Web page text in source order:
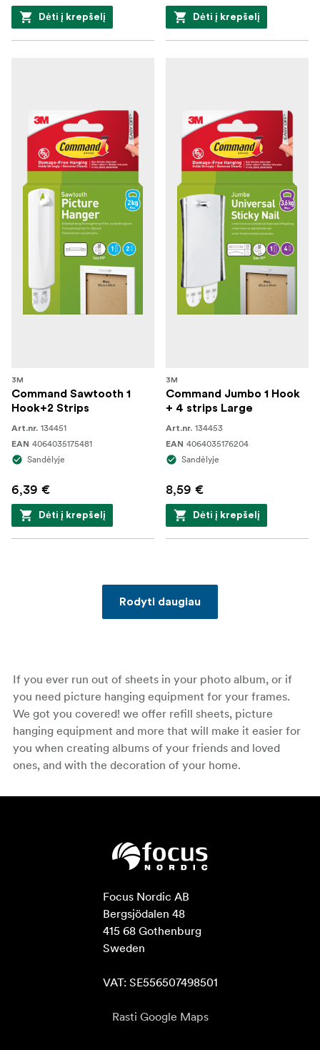
Dėti į krepšelį Dėti į krepšelį
3M
Command Sawtooth 1
Hook+2 Strips
Art.nr. 134451
EAN 4064035175481
Sandėlyje
6,39 €
Dėti į krepšelį
3M
Command Jumbo 1 Hook
+ 4 strips Large
Art.nr. 134453
EAN 4064035176204
Sandėlyje
8,59 €
Dėti į krepšelį
Rodyti daugiau
If you ever run out of sheets in your photo album, or if
you need picture hanging equipment for your frames.
We got you covered! we offer refill sheets, picture
hanging equipment and more that will make it easier for
you when creating albums of your friends and loved
ones, and with the decoration of your home.
Focus Nordic AB
Bergsjödalen 48
415 68 Gothenburg
Sweden
VAT: SE556507498501
Rasti Google Maps